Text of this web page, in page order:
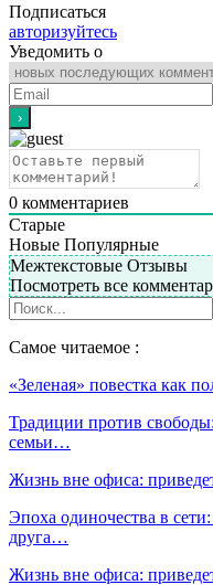
Подписаться
авторизуйтесь
Уведомить о
0 комментариев
Старые
Новые Популярные
Межтекстовые Отзывы
Посмотреть все
Самое читаемое :
«Зеленая» повестка как
Традиции против
семьи…
Жизнь вне офиса:
Эпоха одиночества в
друга…
Жизнь вне офиса: